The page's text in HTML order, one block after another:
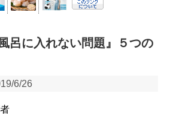
呂に入れない問題』５つの
6/26